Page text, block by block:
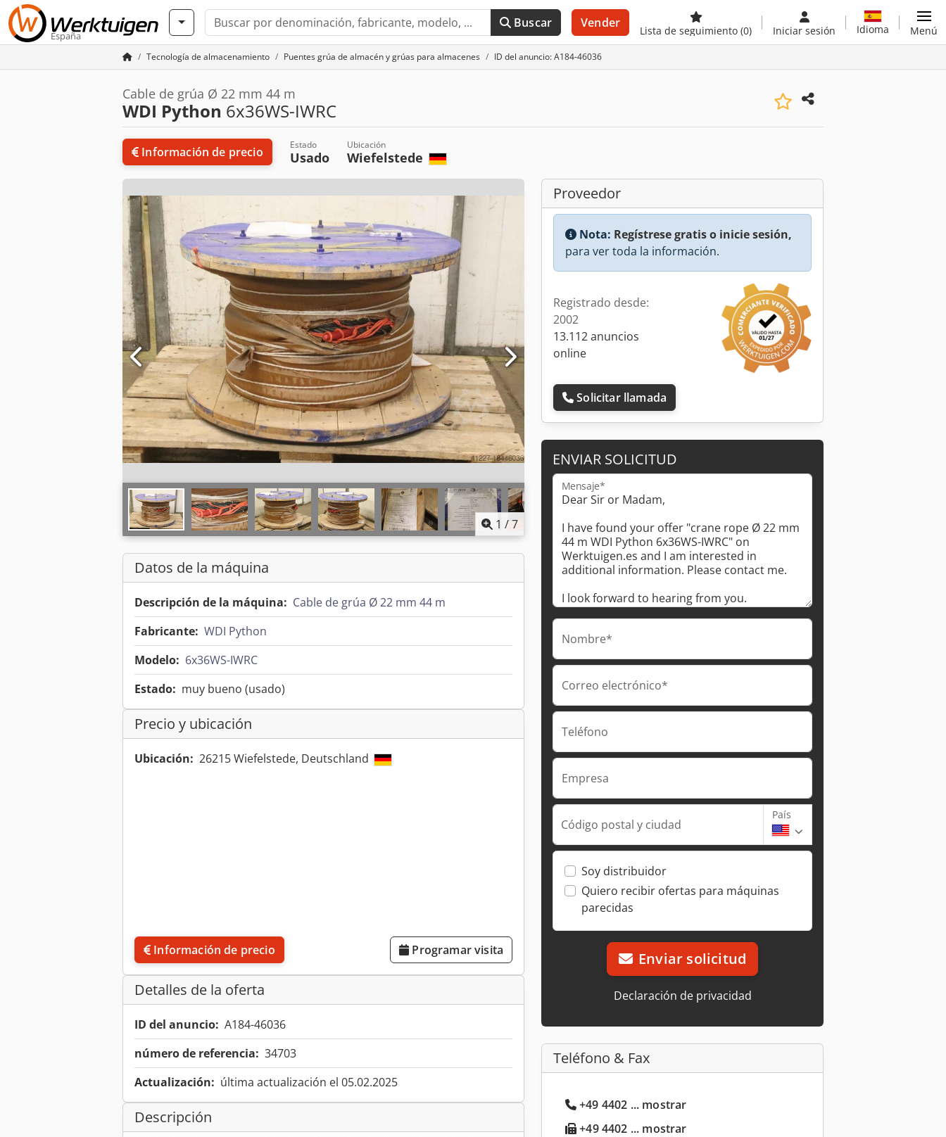
España
Buscar Vender
Lista de seguimiento (0) Iniciar sesión Idioma Menú
Tecnología de almacenamiento Puentes grúa de almacén y grúas para almacenes ID del anuncio: A184-46036
Cable de grúa Ø 22 mm 44 m
WDI Python 6x36WS-IWRC
Información de precio Estado
Usado
Ubicación
Wiefelstede
1 /7
Datos de la máquina
Descripción de la máquina: Cable de grúa Ø 22 mm 44 m
Fabricante: WDI Python
Modelo: 6x36WS-IWRC
Estado: muy bueno (usado)
Precio y ubicación
Ubicación: 26215 Wiefelstede, Deutschland
Información de precio Programar visita
Detalles de la oferta
ID del anuncio: A184-46036
número de referencia: 34703
Actualización: última actualización el 05.02.2025
Descripción
Proveedor
Nota: Regístrese gratis o inicie sesión,
para ver toda la información.
Registrado desde:
2002
13.112 anuncios
online
Solicitar llamada
ENVIAR SOLICITUD
Mensaje*
Nombre*
Correo electrónico*
Teléfono
Empresa
Código postal y ciudad
País
Soy distribuidor
Quiero recibir ofertas para máquinas
parecidas
Enviar solicitud
Declaración de privacidad
Teléfono & Fax
+49 4402 ... mostrar
+49 4402 ... mostrar